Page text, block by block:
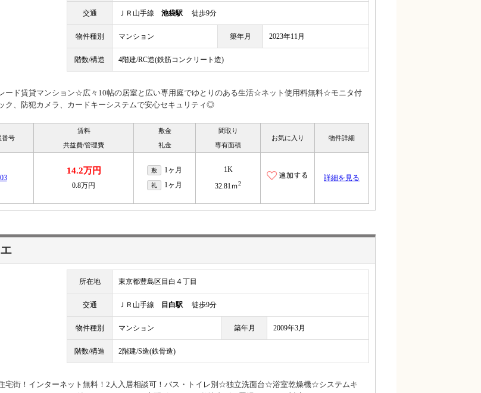
交通 ＪＲ山手線 池袋駅 徒歩9分
物件種別 マンション 築年月 2023年11月
階数/構造 4階建/RC造(鉄筋コンクリート造)
ード賃貸マンション☆広々10帖の居室と広い専用庭でゆとりのある生活☆ネット使用料無料☆モニタ付
ク、防犯カメラ、カードキーシステムで安心セキュリティ◎
番号
賃料
共益費/管理費
敷金
礼金
間取り
専有面積
お気に入り 物件詳細
14.2万円
0.8万円
敷 1ヶ月
礼 1ヶ月
1K
32.81ｍ2
詳細を見る
所在地 東京都豊島区目白４丁目
交通 ＪＲ山手線 目白駅 徒歩9分
物件種別 マンション 築年月 2009年3月
階数/構造 2階建/S造(鉄骨造)
宅街！インターネット無料！2人入居相談可！バス・トイレ別☆独立洗面台☆浴室乾燥機☆システムキ